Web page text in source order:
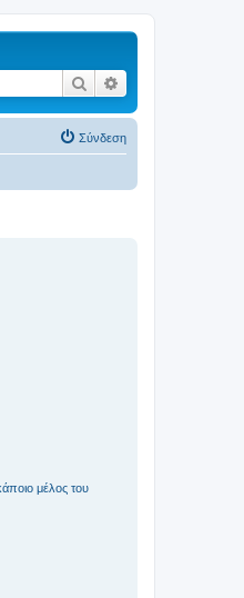
Αναζήτηση
Σύνδεση
μέλος του